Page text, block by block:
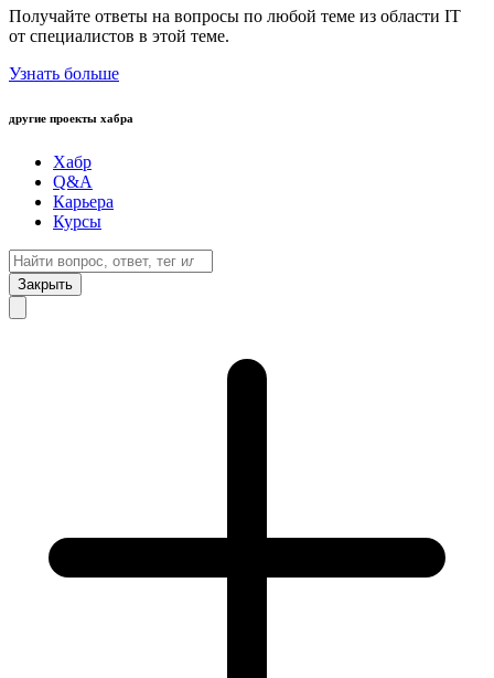
Получайте ответы на вопросы по любой теме из области IT
от специалистов в этой теме.
Узнать больше
другие проекты хабра
Хабр
Q&A
Карьера
Курсы
Закрыть